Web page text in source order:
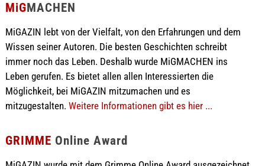
MiGMACHEN
MiGAZIN lebt von der Vielfalt, von den Erfahrungen und dem
Wissen seiner Autoren. Die besten Geschichten schreibt
immer noch das Leben. Deshalb wurde MiGMACHEN ins
Leben gerufen. Es bietet allen allen Interessierten die
Möglichkeit, bei MiGAZIN mitzumachen und es
mitzugestalten. Weitere Informationen gibt es hier ...
GRIMME Online Award